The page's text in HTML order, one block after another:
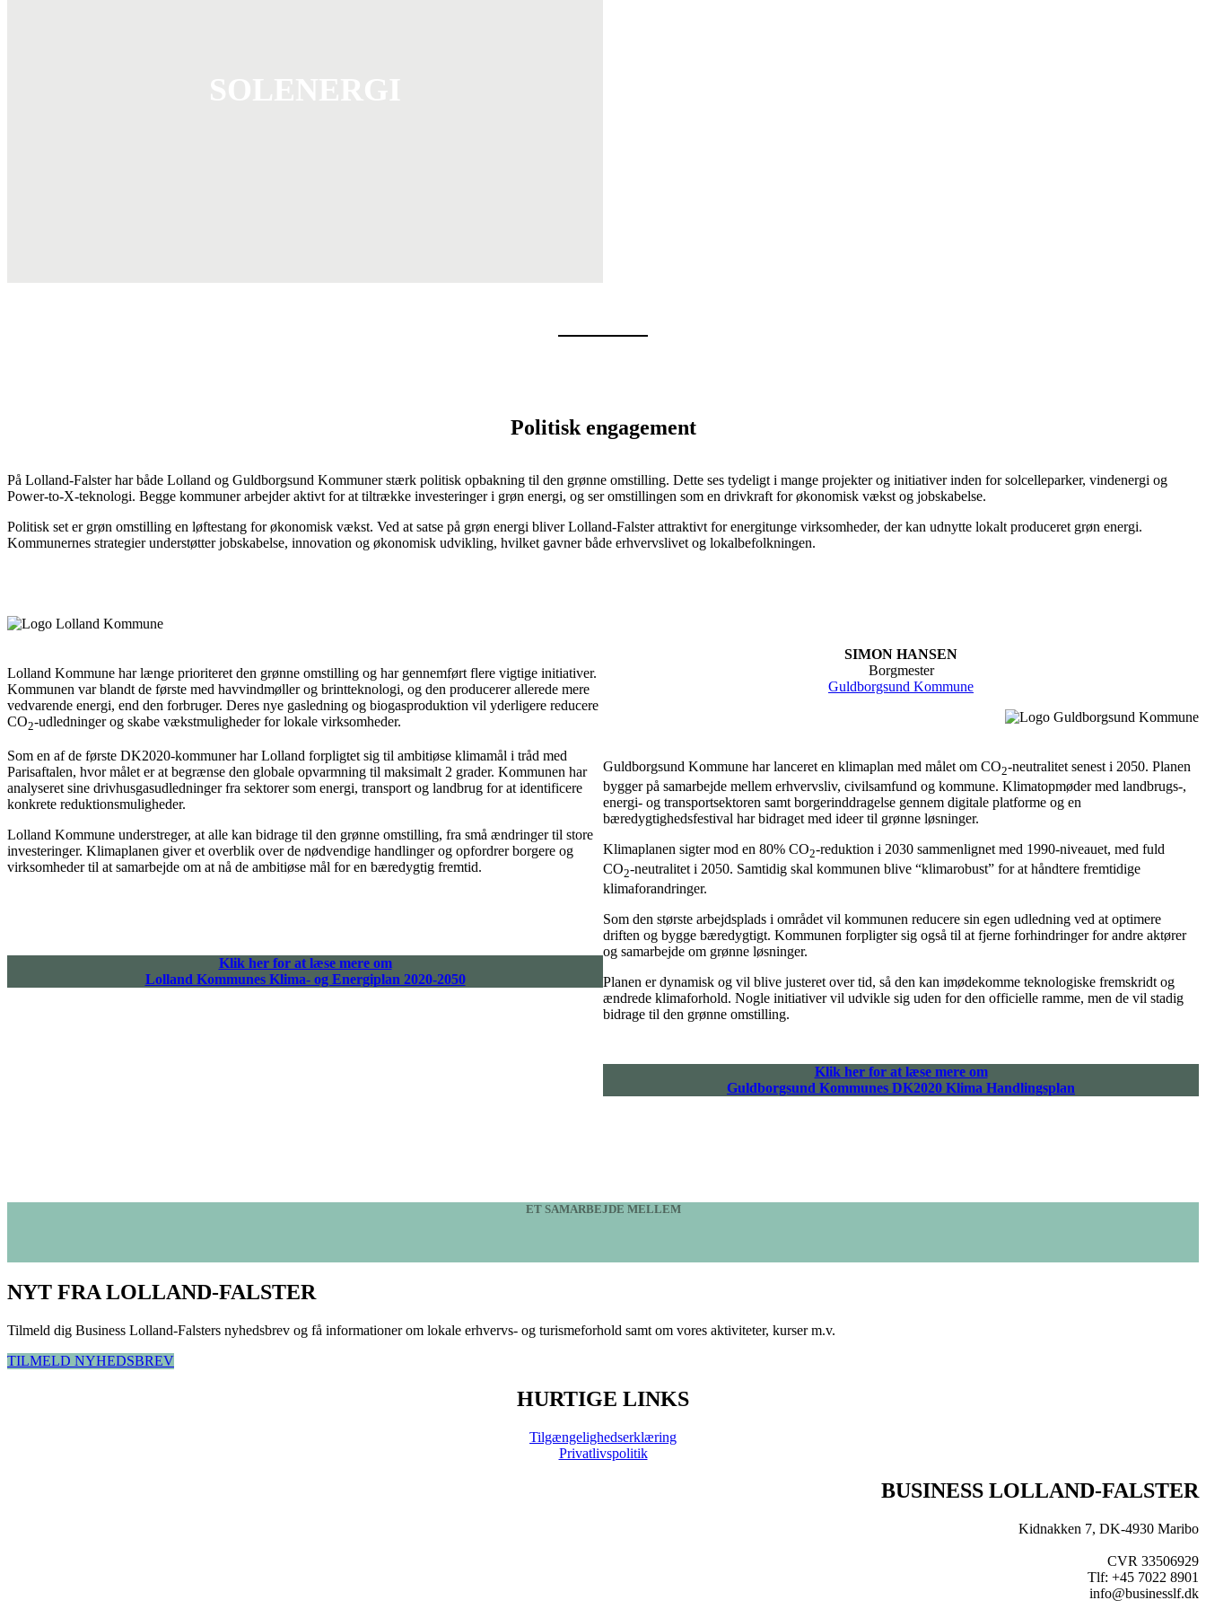
Politisk engagement
På Lolland-Falster har både Lolland og Guldborgsund Kommuner stærk politisk opbakning til den grønne omstilling. Dette ses tydeligt i mange projekter og initiativer inden for solcelleparker, vindenergi og
Power-to-X-teknologi. Begge kommuner arbejder aktivt for at tiltrække investeringer i grøn energi, og ser omstillingen som en drivkraft for økonomisk vækst og jobskabelse.
Politisk set er grøn omstilling en løftestang for økonomisk vækst. Ved at satse på grøn energi bliver Lolland-Falster attraktivt for energitunge virksomheder, der kan udnytte lokalt produceret grøn energi.
Kommunernes strategier understøtter jobskabelse, innovation og økonomisk udvikling, hvilket gavner både erhvervslivet og lokalbefolkningen.
Lolland Kommune har længe prioriteret den grønne omstilling og har gennemført flere vigtige initiativer.
Kommunen var blandt de første med havvindmøller og brintteknologi, og den producerer allerede mere
vedvarende energi, end den forbruger. Deres nye gasledning og biogasproduktion vil yderligere reducere
CO2-udledninger og skabe vækstmuligheder for lokale virksomheder.
Som en af de første DK2020-kommuner har Lolland forpligtet sig til ambitiøse klimamål i tråd med
Parisaftalen, hvor målet er at begrænse den globale opvarmning til maksimalt 2 grader. Kommunen har
analyseret sine drivhusgasudledninger fra sektorer som energi, transport og landbrug for at identificere
konkrete reduktionsmuligheder.
Lolland Kommune understreger, at alle kan bidrage til den grønne omstilling, fra små ændringer til store
investeringer. Klimaplanen giver et overblik over de nødvendige handlinger og opfordrer borgere og
virksomheder til at samarbejde om at nå de ambitiøse mål for en bæredygtig fremtid.
Klik her for at læse mere om
Lolland Kommunes Klima- og Energiplan 2020-2050
SIMON HANSEN
Borgmester
Guldborgsund Kommune
Guldborgsund Kommune har lanceret en klimaplan med målet om CO2-neutralitet senest i 2050. Planen
bygger på samarbejde mellem erhvervsliv, civilsamfund og kommune. Klimatopmøder med landbrugs-,
energi- og transportsektoren samt borgerinddragelse gennem digitale platforme og en
bæredygtighedsfestival har bidraget med ideer til grønne løsninger.
Klimaplanen sigter mod en 80% CO2-reduktion i 2030 sammenlignet med 1990-niveauet, med fuld
CO2-neutralitet i 2050. Samtidig skal kommunen blive “klimarobust” for at håndtere fremtidige
klimaforandringer.
Som den største arbejdsplads i området vil kommunen reducere sin egen udledning ved at optimere
driften og bygge bæredygtigt. Kommunen forpligter sig også til at fjerne forhindringer for andre aktører
og samarbejde om grønne løsninger.
Planen er dynamisk og vil blive justeret over tid, så den kan imødekomme teknologiske fremskridt og
ændrede klimaforhold. Nogle initiativer vil udvikle sig uden for den officielle ramme, men de vil stadig
bidrage til den grønne omstilling.
Klik her for at læse mere om
Guldborgsund Kommunes DK2020 Klima Handlingsplan
ET SAMARBEJDE MELLEM
NYT FRA LOLLAND-FALSTER
Tilmeld dig Business Lolland-Falsters nyhedsbrev og få informationer om lokale erhvervs- og turismeforhold samt om vores aktiviteter, kurser m.v.
TILMELD NYHEDSBREV
HURTIGE LINKS
Tilgængelighedserklæring
Privatlivspolitik
BUSINESS LOLLAND-FALSTER
Kidnakken 7, DK-4930 Maribo
CVR 33506929
Tlf: +45 7022 8901
info@businesslf.dk